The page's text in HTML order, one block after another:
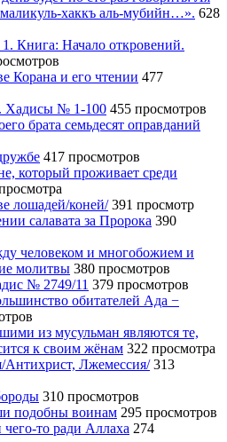
хаккъ аль-мубийн…». 628
Книга: Начало откровений.
Корана и его чтении 477
Хадисы № 1-100 455 просмотров
брата семьдесят оправданий
417 просмотров
который проживает среди
лошадей/коней/ 391 просмотр
салавата за Пророка 390
человеком и многобожием и
молитвы 380 просмотров
№ 2749/11 379 просмотров
обитателей Ада −
из мусульман являются те,
к своим жёнам 322 просмотра
Лжемессия/ 313
310 просмотров
подобны воинам 295 просмотров
то ради Аллаха 274